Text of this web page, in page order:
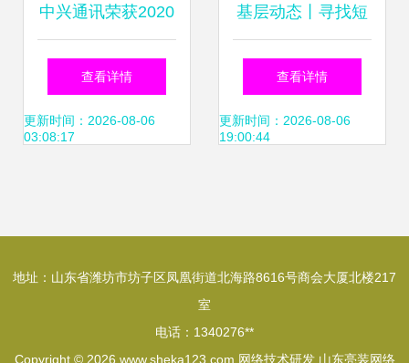
中兴通讯荣获2020
年度SDN、NFV、
网络AI优秀案例
查看详情
更新时间：2026-08-06
03:08:17
基层动态丨寻找短
板 查漏补缺——金
鼎生产区轧钢厂开
查看详情
更新时间：2026-08-06
19:00:44
地址：山东省潍坊市坊子区凤凰街道北海路8616号商会大厦北楼217
室
电话：1340276**
Copyright © 2026 www.sheka123.com 网络技术研发 山东亮装网络